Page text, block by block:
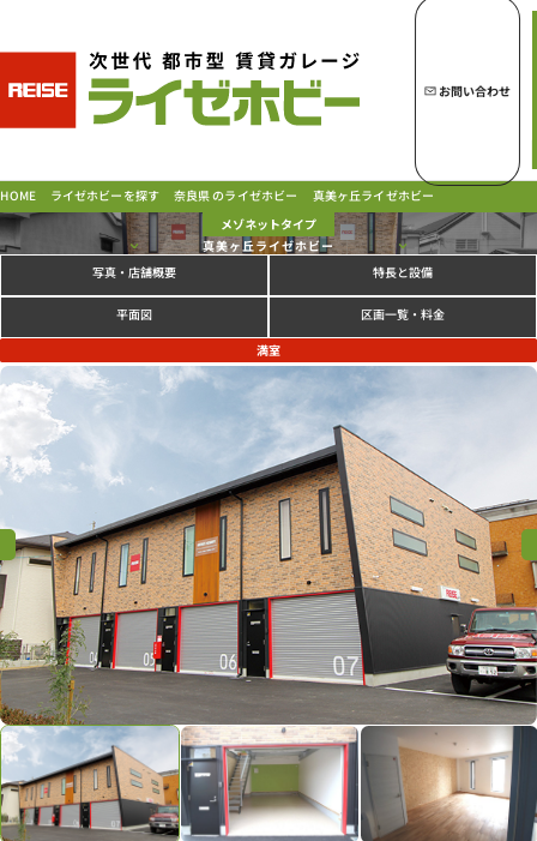
ライゼホビーの魅力
ラインナップ
ご契約の流れ・お支払方法
よくあるご質問
PICK UP!
お問い合わせ
会社概要
特定商取引法に基づく表示
プライバシーポリシー
お問い合わせ
HOME ライゼホビーを探す 奈良県 のライゼホビー 真美ヶ丘ライゼホビー
メゾネットタイプ
真美ヶ丘ライゼホビー
写真・店舗概要 特長と設備
平面図 区画一覧・料金
満室
Previous